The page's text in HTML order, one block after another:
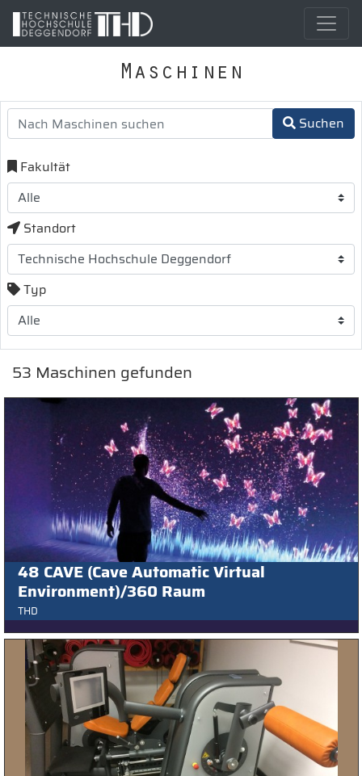
Maschinen
Suchen
Fakultät
Standort
Typ
53 Maschinen gefunden
48 CAVE (Cave Automatic Virtual
Environment)/360 Raum
THD